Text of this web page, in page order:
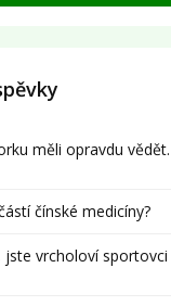
měli opravdu
čínské medicíny?
jste vrcholoví